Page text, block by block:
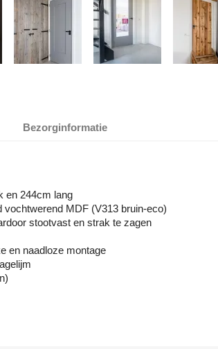
Bezorginformatie
en 244cm lang
MDF (V313 bruin-eco)
stootvast en strak te zagen
en naadloze montage